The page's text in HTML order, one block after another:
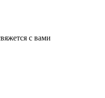
с вами